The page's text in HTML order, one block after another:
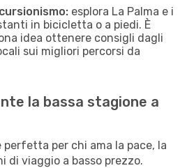
esplora La Palma e i
in bicicletta o a piedi. È
idea ottenere consigli dagli
sui migliori percorsi da
la bassa stagione a
perfetta per chi ama la pace, la
di viaggio a basso prezzo.